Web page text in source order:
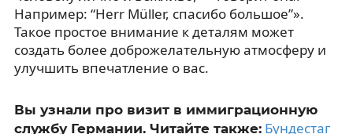
Например: “Herr Müller, спасибо большое”».
Такое простое внимание к деталям может
создать более доброжелательную атмосферу и
улучшить впечатление о вас.
Вы узнали про визит в иммиграционную
службу Германии. Читайте также: Бундестаг